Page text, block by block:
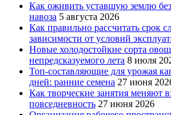
Как оживить уставшую землю
навоза 5 августа 2026
Как правильно рассчитать срок
зависимости от условий
Новые холодостойкие сорта
непредсказуемого лета 8 июля
Топ-составляющие для урожая
дней: ранние семена 27 июня
Как творческие занятия меняют
повседневность 27 июня 2026